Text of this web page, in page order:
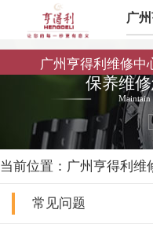
广
广州亨得利维修中
保养维
Maintain
当前位置： 广州亨得利维
常见问题